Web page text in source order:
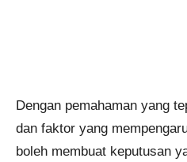
Dengan pemahaman yang
dan faktor yang
boleh membuat keputusan